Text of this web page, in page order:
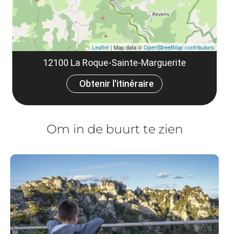
12100 La Roque-Sainte-Marguerite
Obtenir l'itinéraire
Leaflet | Map data ©OpenStreetMap contributors
Om in de buurt te zien